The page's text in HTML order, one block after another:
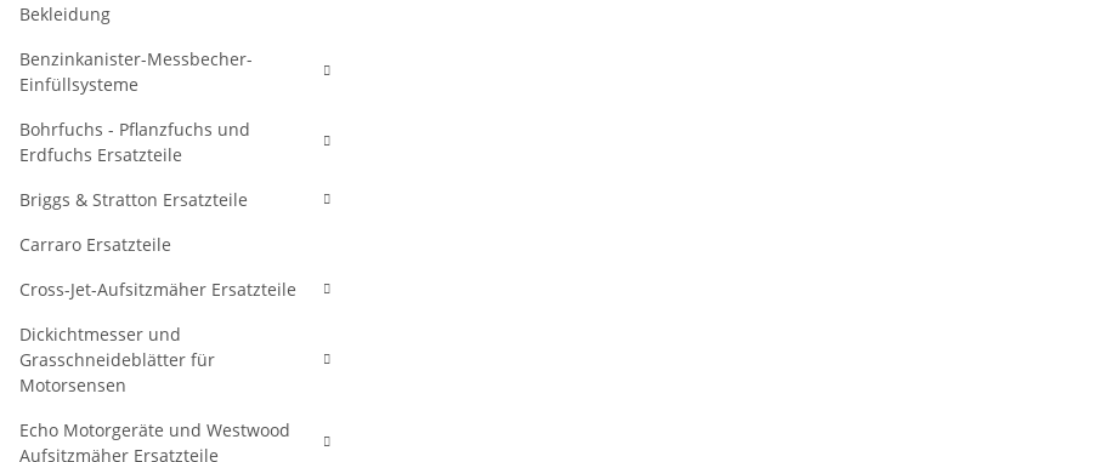
Bekleidung
Benzinkanister-Messbecher-
Einfüllsysteme
Bohrfuchs - Pflanzfuchs und
Erdfuchs Ersatzteile
Briggs & Stratton Ersatzteile
Carraro Ersatzteile
Cross-Jet-Aufsitzmäher Ersatzteile
Dickichtmesser und
Grasschneideblätter für
Motorsensen
Echo Motorgeräte und Westwood
Aufsitzmäher Ersatzteile